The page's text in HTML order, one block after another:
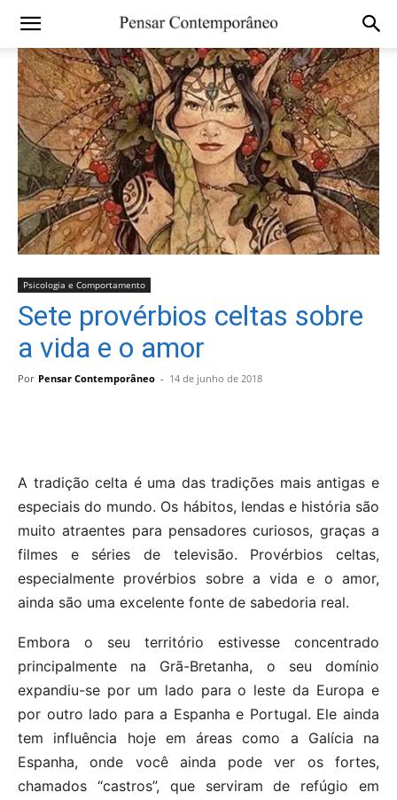
Psicologia e Comportamento
Sete provérbios celtas sobre
a vida e o amor
Por Pensar Contemporâneo - 14 de junho de 2018
A tradição celta é uma das tradições mais antigas e
especiais do mundo. Os hábitos, lendas e história são
muito atraentes para pensadores curiosos, graças a
filmes e séries de televisão. Provérbios celtas,
especialmente provérbios sobre a vida e o amor,
ainda são uma excelente fonte de sabedoria real.
Embora o seu território estivesse concentrado
principalmente na Grã-Bretanha, o seu domínio
expandiu-se por um lado para o leste da Europa e
por outro lado para a Espanha e Portugal. Ele ainda
tem influência hoje em áreas como a Galícia na
Espanha, onde você ainda pode ver os fortes,
chamados “castros”, que serviram de refúgio em